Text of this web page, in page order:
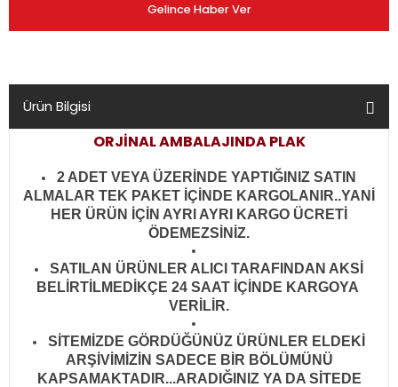
Gelince Haber Ver
Ürün Bilgisi
ORJİNAL AMBALAJINDA PLAK
2 ADET VEYA ÜZERİNDE YAPTIĞINIZ SATIN
ALMALAR TEK PAKET İÇİNDE KARGOLANIR..YANİ
HER ÜRÜN İÇİN AYRI AYRI KARGO ÜCRETİ
ÖDEMEZSİNİZ.
SATILAN ÜRÜNLER ALICI TARAFINDAN AKSİ
BELİRTİLMEDİKÇE 24 SAAT İÇİNDE KARGOYA
VERİLİR.
SİTEMİZDE GÖRDÜĞÜNÜZ ÜRÜNLER ELDEKİ
ARŞİVİMİZİN SADECE BİR BÖLÜMÜNÜ
KAPSAMAKTADIR...ARADIĞINIZ YA DA SİTEDE